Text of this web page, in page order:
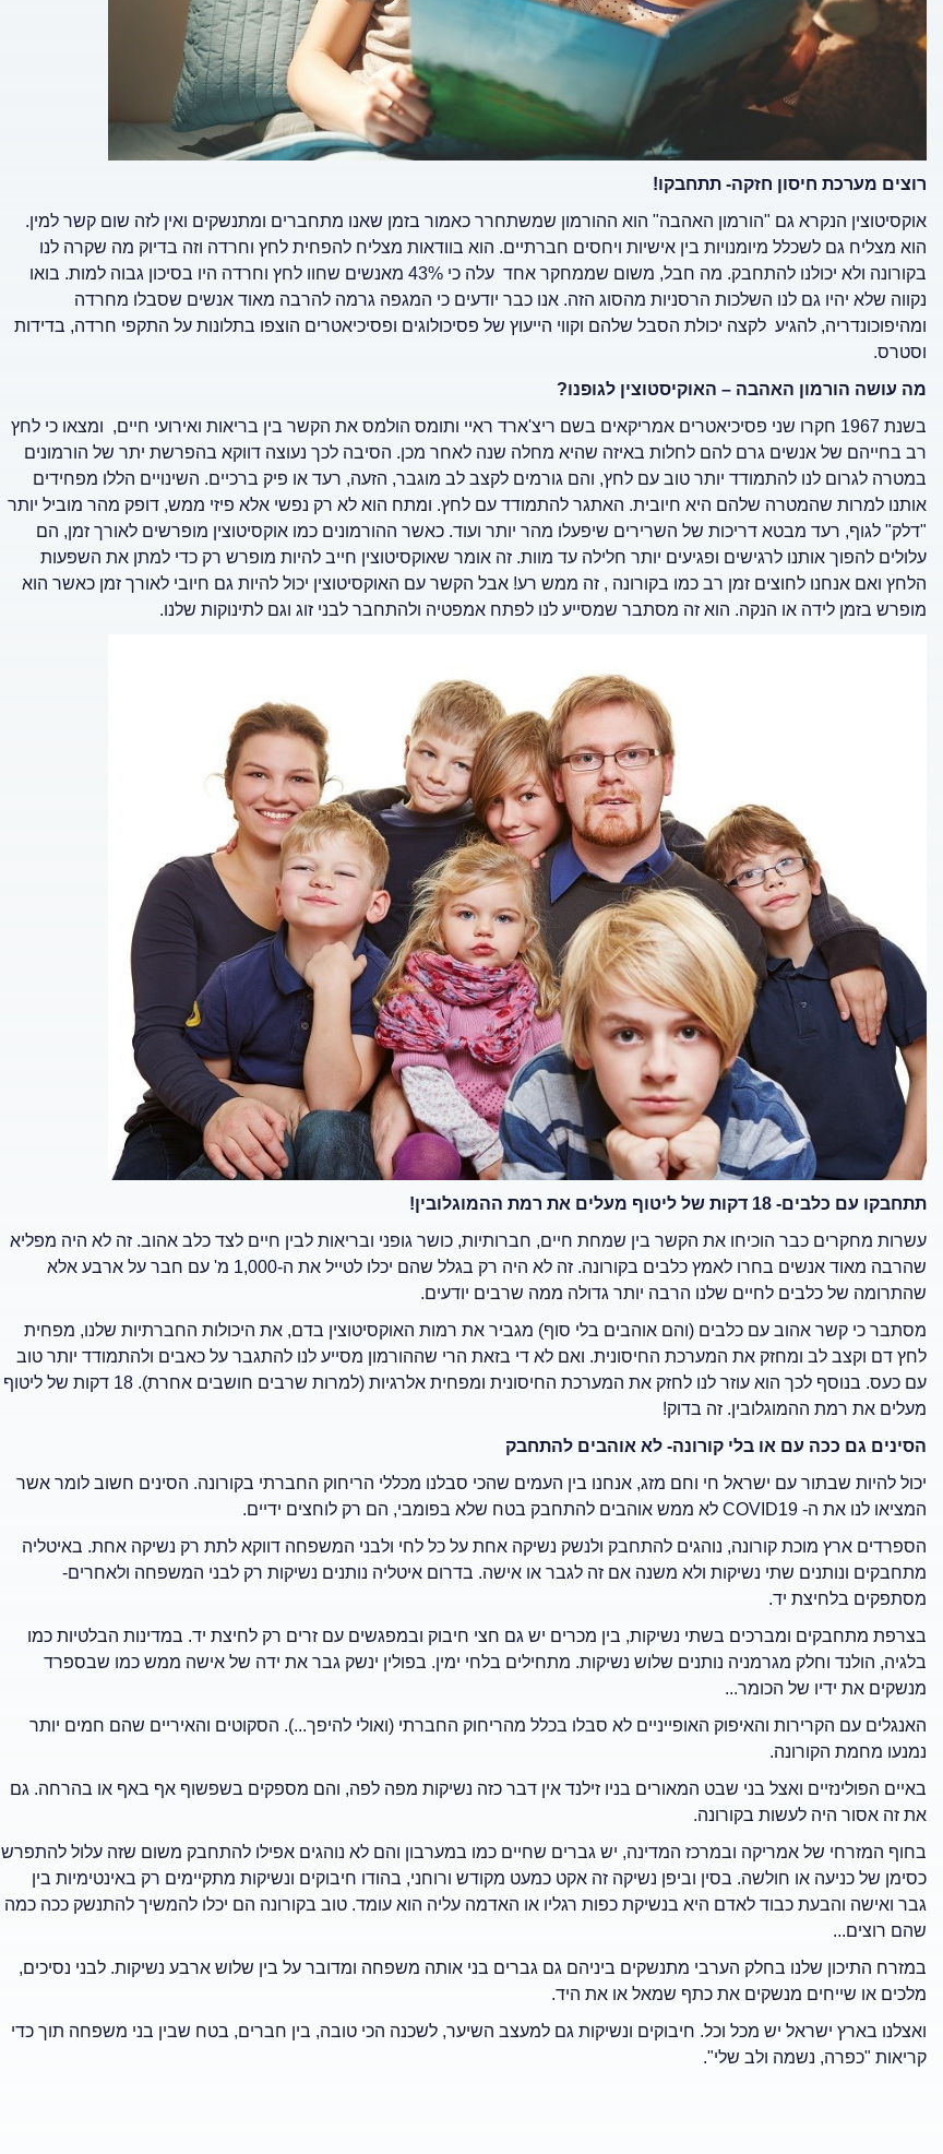
רוצים מערכת חיסון חזקה- תתחבקו!
אוקסיטוצין הנקרא גם "הורמון האהבה" הוא ההורמון שמשתחרר כאמור בזמן שאנו מתחברים ומתנשקים ואין לזה שום קשר למין.
הוא מצליח גם לשכלל מיומנויות בין אישיות ויחסים חברתיים. הוא בוודאות מצליח להפחית לחץ וחרדה וזה בדיוק מה שקרה לנו
בקורונה ולא יכולנו להתחבק. מה חבל, משום שממחקר אחד עלה כי 43% מאנשים שחוו לחץ וחרדה היו בסיכון גבוה למות. בואו
נקווה שלא יהיו גם לנו השלכות הרסניות מהסוג הזה. אנו כבר יודעים כי המגפה גרמה להרבה מאוד אנשים שסבלו מחרדה
ומהיפוכונדריה, להגיע לקצה יכולת הסבל שלהם וקווי הייעוץ של פסיכולוגים ופסיכיאטרים הוצפו בתלונות על התקפי חרדה, בדידות
וסטרס.
מה עושה הורמון האהבה – האוקיסטוצין לגופנו?
בשנת 1967 חקרו שני פסיכיאטרים אמריקאים בשם ריצ'ארד ראיי ותומס הולמס את הקשר בין בריאות ואירועי חיים, ומצאו כי לחץ
רב בחייהם של אנשים גרם להם לחלות באיזה שהיא מחלה שנה לאחר מכן. הסיבה לכך נעוצה דווקא בהפרשת יתר של הורמונים
במטרה לגרום לנו להתמודד יותר טוב עם לחץ, והם גורמים לקצב לב מוגבר, הזעה, רעד או פיק ברכיים. השינויים הללו מפחידים
אותנו למרות שהמטרה שלהם היא חיובית. האתגר להתמודד עם לחץ. ומתח הוא לא רק נפשי אלא פיזי ממש, דופק מהר מוביל יותר
"דלק" לגוף, רעד מבטא דריכות של השרירים שיפעלו מהר יותר ועוד. כאשר ההורמונים כמו אוקסיטוצין מופרשים לאורך זמן, הם
עלולים להפוך אותנו לרגישים ופגיעים יותר חלילה עד מוות. זה אומר שאוקסיטוצין חייב להיות מופרש רק כדי למתן את השפעות
הלחץ ואם אנחנו לחוצים זמן רב כמו בקורונה , זה ממש רע! אבל הקשר עם האוקסיטוצין יכול להיות גם חיובי לאורך זמן כאשר הוא
מופרש בזמן לידה או הנקה. הוא זה מסתבר שמסייע לנו לפתח אמפטיה ולהתחבר לבני זוג וגם לתינוקות שלנו.
תתחבקו עם כלבים- 18 דקות של ליטוף מעלים את רמת ההמוגלובין!
עשרות מחקרים כבר הוכיחו את הקשר בין שמחת חיים, חברותיות, כושר גופני ובריאות לבין חיים לצד כלב אהוב. זה לא היה מפליא
שהרבה מאוד אנשים בחרו לאמץ כלבים בקורונה. זה לא היה רק בגלל שהם יכלו לטייל את ה-1,000 מ' עם חבר על ארבע אלא
שהתרומה של כלבים לחיים שלנו הרבה יותר גדולה ממה שרבים יודעים.
מסתבר כי קשר אהוב עם כלבים (והם אוהבים בלי סוף) מגביר את רמות האוקסיטוצין בדם, את היכולות החברתיות שלנו, מפחית
לחץ דם וקצב לב ומחזק את המערכת החיסונית. ואם לא די בזאת הרי שההורמון מסייע לנו להתגבר על כאבים ולהתמודד יותר טוב
עם כעס. בנוסף לכך הוא עוזר לנו לחזק את המערכת החיסונית ומפחית אלרגיות (למרות שרבים חושבים אחרת). 18 דקות של ליטוף
מעלים את רמת ההמוגלובין. זה בדוק!
הסינים גם ככה עם או בלי קורונה- לא אוהבים להתחבק
יכול להיות שבתור עם ישראל חי וחם מזג, אנחנו בין העמים שהכי סבלנו מכללי הריחוק החברתי בקורונה. הסינים חשוב לומר אשר
המציאו לנו את ה- COVID19 לא ממש אוהבים להתחבק בטח שלא בפומבי, הם רק לוחצים ידיים.
הספרדים ארץ מוכת קורונה, נוהגים להתחבק ולנשק נשיקה אחת על כל לחי ולבני המשפחה דווקא לתת רק נשיקה אחת. באיטליה
מתחבקים ונותנים שתי נשיקות ולא משנה אם זה לגבר או אישה. בדרום איטליה נותנים נשיקות רק לבני המשפחה ולאחרים-
מסתפקים בלחיצת יד.
בצרפת מתחבקים ומברכים בשתי נשיקות, בין מכרים יש גם חצי חיבוק ובמפגשים עם זרים רק לחיצת יד. במדינות הבלטיות כמו
בלגיה, הולנד וחלק מגרמניה נותנים שלוש נשיקות. מתחילים בלחי ימין. בפולין ינשק גבר את ידה של אישה ממש כמו שבספרד
מנשקים את ידיו של הכומר...
האנגלים עם הקרירות והאיפוק האופייניים לא סבלו בכלל מהריחוק החברתי (ואולי להיפך...). הסקוטים והאיריים שהם חמים יותר
נמנעו מחמת הקורונה.
באיים הפולינזיים ואצל בני שבט המאורים בניו זילנד אין דבר כזה נשיקות מפה לפה, והם מספקים בשפשוף אף באף או בהרחה. גם
את זה אסור היה לעשות בקורונה.
בחוף המזרחי של אמריקה ובמרכז המדינה, יש גברים שחיים כמו במערבון והם לא נוהגים אפילו להתחבק משום שזה עלול להתפרש
כסימן של כניעה או חולשה. בסין וביפן נשיקה זה אקט כמעט מקודש ורוחני, בהודו חיבוקים ונשיקות מתקיימים רק באינטימיות בין
גבר ואישה והבעת כבוד לאדם היא בנשיקת כפות רגליו או האדמה עליה הוא עומד. טוב בקורונה הם יכלו להמשיך להתנשק ככה כמה
שהם רוצים...
במזרח התיכון שלנו בחלק הערבי מתנשקים ביניהם גם גברים בני אותה משפחה ומדובר על בין שלוש ארבע נשיקות. לבני נסיכים,
מלכים או שייחים מנשקים את כתף שמאל או את היד.
ואצלנו בארץ ישראל יש מכל וכל. חיבוקים ונשיקות גם למעצב השיער, לשכנה הכי טובה, בין חברים, בטח שבין בני משפחה תוך כדי
קריאות "כפרה, נשמה ולב שלי".